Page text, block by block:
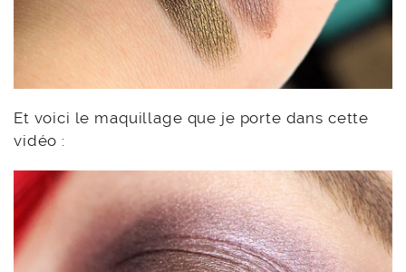
Et voici le maquillage que je porte dans cette
vidéo :